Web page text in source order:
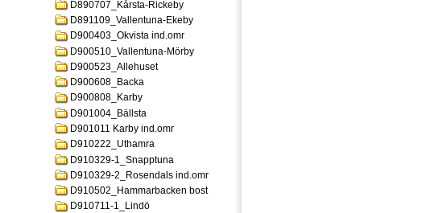
D890707_Kårsta-Rickeby
D891109_Vallentuna-Ekeby
D900403_Okvista ind.omr
D900510_Vallentuna-Mörby
D900523_Allehuset
D900608_Backa
D900808_Karby
D901004_Bällsta
D901011 Karby ind.omr
D910222_Uthamra
D910329-1_Snapptuna
D910329-2_Rosendals ind.omr
D910502_Hammarbacken bost
D910711-1_Lindö